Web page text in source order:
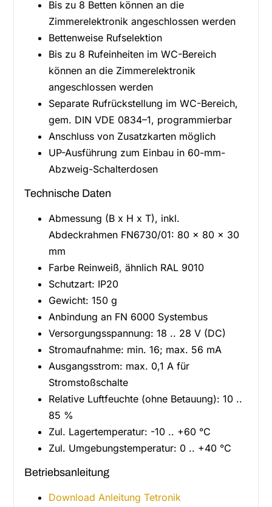
Bis zu 8 Betten können an die
Zimmerelektronik angeschlossen werden
Bettenweise Rufselektion
Bis zu 8 Rufeinheiten im WC-Bereich
können an die Zimmerelektronik
angeschlossen werden
Separate Rufrückstellung im WC-Bereich,
gem. DIN VDE 0834–1, programmierbar
Anschluss von Zusatzkarten möglich
UP-Ausführung zum Einbau in 60-mm-
Abzweig-Schalterdosen
Technische Daten
Abmessung (B x H x T), inkl.
Abdeckrahmen FN6730/01: 80 x 80 x 30
mm
Farbe Reinweiß, ähnlich RAL 9010
Schutzart: IP20
Gewicht: 150 g
Anbindung an FN 6000 Systembus
Versorgungsspannung: 18 .. 28 V (DC)
Stromaufnahme: min. 16; max. 56 mA
Ausgangsstrom: max. 0,1 A für
Stromstoßschalte
Relative Luftfeuchte (ohne Betauung): 10 ..
85 %
Zul. Lagertemperatur: -10 .. +60 °C
Zul. Umgebungstemperatur: 0 .. +40 °C
Betriebsanleitung
Download Anleitung Tetronik